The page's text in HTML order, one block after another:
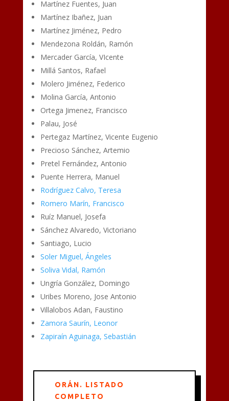
Martínez Fuentes, Juan
Martínez Ibañez, Juan
Martínez Jiménez, Pedro
Mendezona Roldán, Ramón
Mercader García, VIcente
Millá Santos, Rafael
Molero Jiménez, Federico
Molina García, Antonio
Ortega Jimenez, Francisco
Palau, José
Pertegaz Martínez, Vicente Eugenio
Precioso Sánchez, Artemio
Pretel Fernández, Antonio
Puente Herrera, Manuel
Rodríguez Calvo, Teresa
Romero Marín, Francisco
Ruíz Manuel, Josefa
Sánchez Alvaredo, Victoriano
Santiago, Lucio
Soler Miguel, Ángeles
Soliva Vidal, Ramón
Ungría González, Domingo
Uribes Moreno, Jose Antonio
Villalobos Adan, Faustino
Zamora Saurín, Leonor
Zapiraín Aguinaga, Sebastián
ORÁN. LISTADO
COMPLETO